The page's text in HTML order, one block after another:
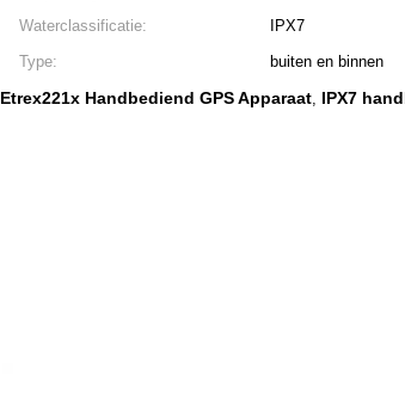
Waterclassificatie:
IPX7
Type:
buiten en binnen
Etrex221x Handbediend GPS Apparaat, IPX7